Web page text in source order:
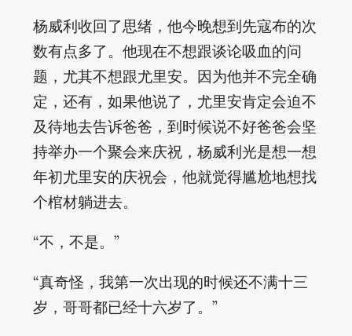
杨威利收回了思绪，他今晚想到先寇布的次
数有点多了。他现在不想跟谈论吸血的问
题，尤其不想跟尤里安。因为他并不完全确
定，还有，如果他说了，尤里安肯定会迫不
及待地去告诉爸爸，到时候说不好爸爸会坚
持举办一个聚会来庆祝，杨威利光是想一想
年初尤里安的庆祝会，他就觉得尴尬地想找
个棺材躺进去。
“不，不是。”
“真奇怪，我第一次出现的时候还不满十三
岁，哥哥都已经十六岁了。”